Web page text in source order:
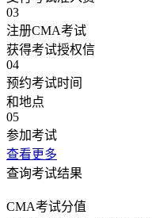
03
注册CMA考试
获得考试授权信
04
预约考试时间
和地点
05
参加考试
查看更多
查询考试结果
CMA考试分值